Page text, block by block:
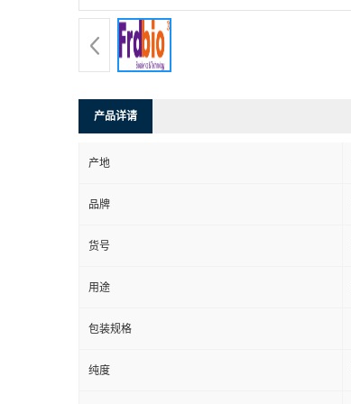
产品详请
产地
品牌
货号
用途
包装规格
纯度